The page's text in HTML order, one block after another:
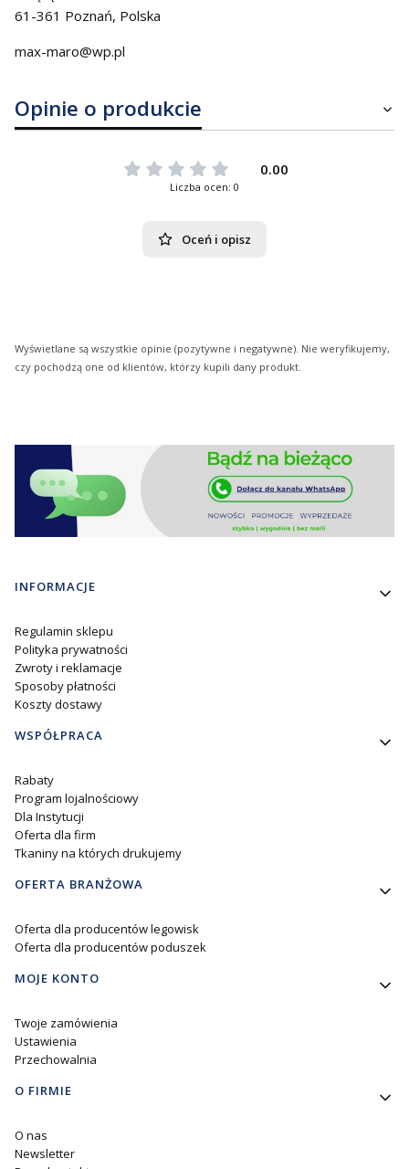
61-361 Poznań, Polska
max-maro@wp.pl
Opinie o produkcie
0.00
Liczba ocen: 0
Oceń i opisz
Wyświetlane są wszystkie opinie (pozytywne i negatywne). Nie weryfikujemy,
czy pochodzą one od klientów, którzy kupili dany produkt.
Linki w stopce
INFORMACJE
Regulamin sklepu
Polityka prywatności
Zwroty i reklamacje
Sposoby płatności
Koszty dostawy
WSPÓŁPRACA
Rabaty
Program lojalnościowy
Dla Instytucji
Oferta dla firm
Tkaniny na których drukujemy
OFERTA BRANŻOWA
Oferta dla producentów legowisk
Oferta dla producentów poduszek
MOJE KONTO
Twoje zamówienia
Ustawienia
Przechowalnia
O FIRMIE
O nas
Newsletter